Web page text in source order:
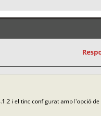
i el tinc configurat amb l'opció